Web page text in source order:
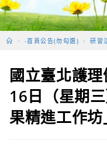
> -首頁公告(勿勾選) > 研習
國立臺北護
16日（星期
果精進工作坊